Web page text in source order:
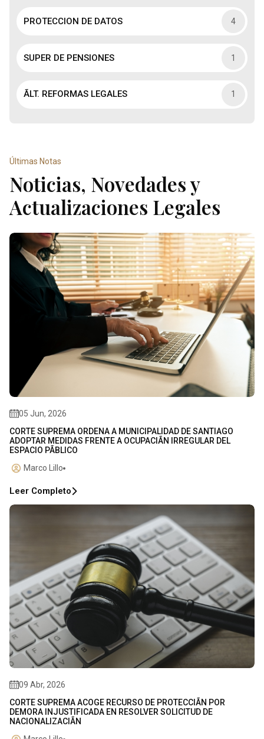
PROTECCION DE DATOS 4
SUPER DE PENSIONES 1
ÃLT. REFORMAS LEGALES 1
Últimas Notas
Noticias, Novedades y
Actualizaciones Legales
05 Jun, 2026
CORTE SUPREMA ORDENA A MUNICIPALIDAD DE SANTIAGO
ADOPTAR MEDIDAS FRENTE A OCUPACIÃN IRREGULAR DEL
ESPACIO PÃBLICO
Marco Lillo
Leer Completo
09 Abr, 2026
CORTE SUPREMA ACOGE RECURSO DE PROTECCIÃN POR
DEMORA INJUSTIFICADA EN RESOLVER SOLICITUD DE
NACIONALIZACIÃN